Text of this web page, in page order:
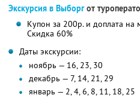
Экскурсия в Выборгот
Купон за 200р. и доплата на
Скидка 60%
Даты экскурсии:
ноябрь — 16, 23, 30
декабрь — 7, 14, 21, 29
январь — 2, 4, 6, 8, 11, 18, 25